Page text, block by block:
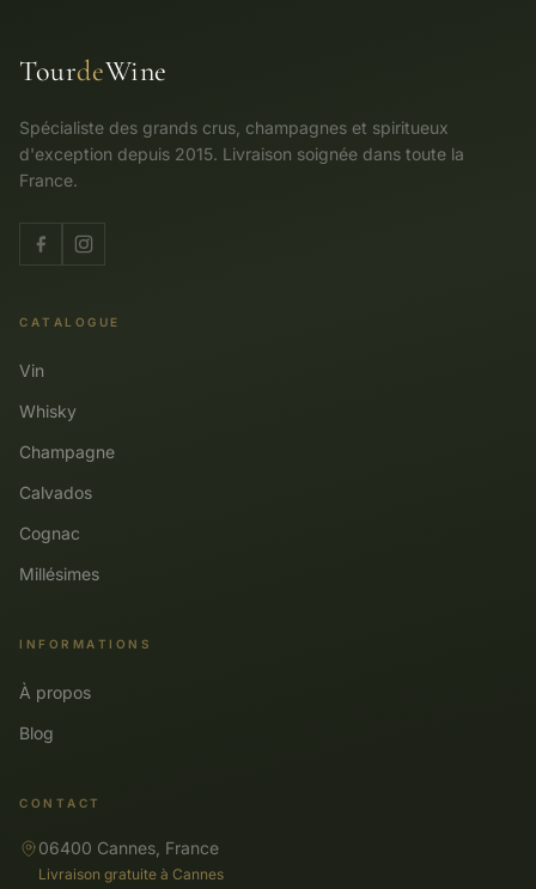
TourdeWine
Spécialiste des grands crus, champagnes et spiritueux
d'exception depuis 2015. Livraison soignée dans toute la
France.
CATALOGUE
Vin
Whisky
Champagne
Calvados
Cognac
Millésimes
INFORMATIONS
À propos
Blog
CONTACT
06400 Cannes, France
Livraison gratuite à Cannes